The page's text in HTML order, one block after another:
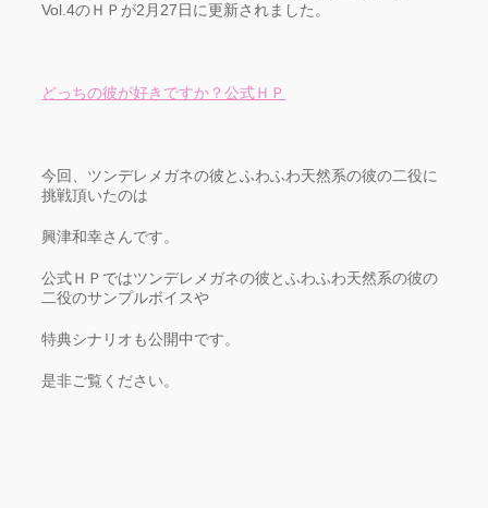
Vol.4のＨＰが2月27日に更新されました。
どっちの彼が好きですか？公式ＨＰ
今回、ツンデレメガネの彼とふわふわ天然系の彼の二役に
挑戦頂いたのは
興津和幸さんです。
公式ＨＰではツンデレメガネの彼とふわふわ天然系の彼の
二役のサンプルボイスや
特典シナリオも公開中です。
是非ご覧ください。